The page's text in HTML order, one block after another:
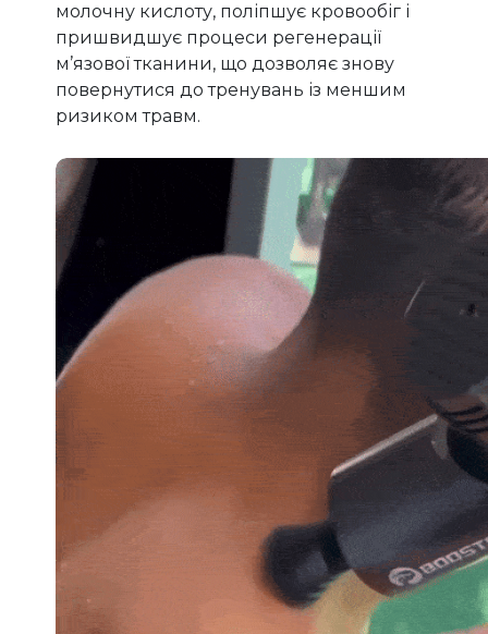
молочну кислоту, поліпшує кровообіг і
пришвидшує процеси регенерації
м’язової тканини, що дозволяє знову
повернутися до тренувань із меншим
ризиком травм.